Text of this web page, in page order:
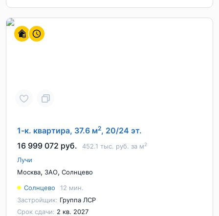
1-к. квартира, 37.6 м2, 20/24 эт.
16 999 072 руб.
452.1 тыс. руб. за м2
Лучи
Москва, ЗАО, Солнцево
Солнцево
12 мин.
Застройщик: Группа ЛСР
Срок сдачи: 2 кв. 2027